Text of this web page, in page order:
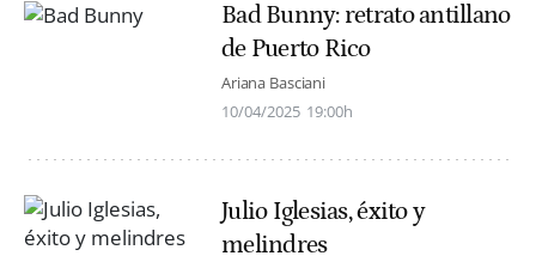
Bad Bunny: retrato antillano
de Puerto Rico
Ariana Basciani
10/04/2025 19:00h
Julio Iglesias, éxito y
melindres